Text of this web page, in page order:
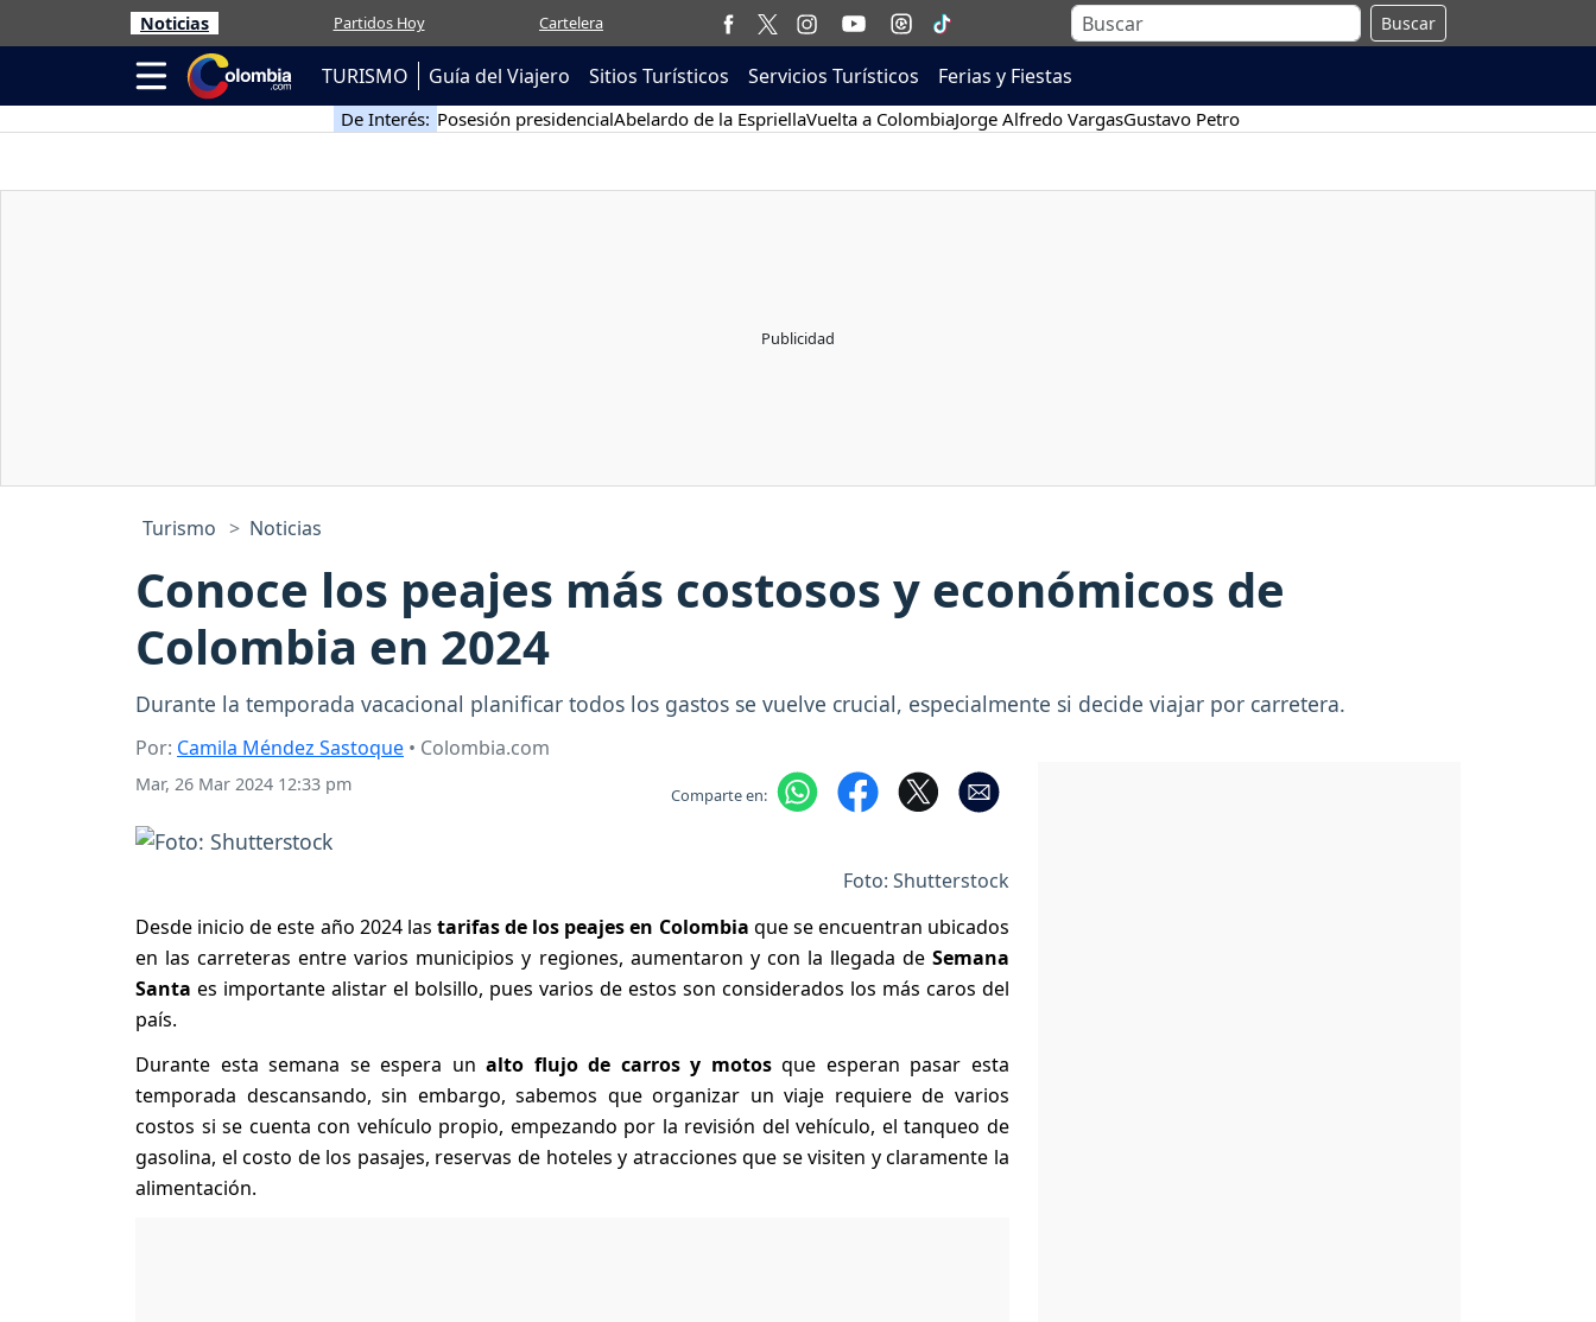
Noticias Partidos Hoy Cartelera Buscar
TURISMO Guía del Viajero Sitios Turísticos Servicios Turísticos Ferias y Fiestas
De Interés: Posesión presidencialAbelardo de la EspriellaVuelta a ColombiaJorge Alfredo VargasGustavo Petro
Turismo Noticias
Conoce los peajes más costosos y económicos de
Colombia en 2024
Durante la temporada vacacional planificar todos los gastos se vuelve crucial, especialmente si decide viajar por carretera.
Por: Camila Méndez Sastoque • Colombia.com
Mar, 26 Mar 2024 12:33 pm Comparte en:
Foto: Shutterstock
Desde inicio de este año 2024 las tarifas de los peajes en Colombia que se encuentran ubicados
en las carreteras entre varios municipios y regiones, aumentaron y con la llegada de Semana
Santa es importante alistar el bolsillo, pues varios de estos son considerados los más caros del
país.
Durante esta semana se espera unalto flujo de carros y motosque esperan pasar esta
temporada descansando, sin embargo, sabemos que organizar un viaje requiere de varios
costos si se cuenta con vehículo propio, empezando por la revisión del vehículo, el tanqueo de
gasolina, el costo de los pasajes, reservas de hoteles y atracciones que se visiten y claramente la
alimentación.